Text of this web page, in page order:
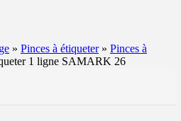
» Pinces à étiqueter» Pinces à
1 ligne SAMARK 26